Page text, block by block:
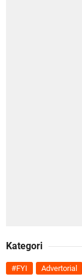
Kategori
#FYI Advertorial